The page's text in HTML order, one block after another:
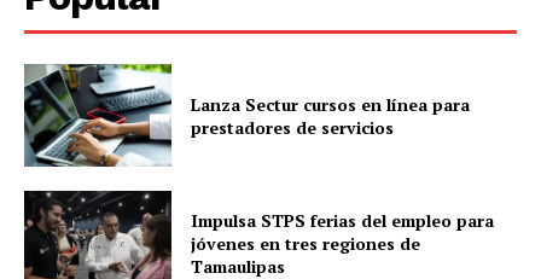
Lanza Sectur cursos en línea para
prestadores de servicios
Impulsa STPS ferias del empleo para
jóvenes en tres regiones de
Tamaulipas